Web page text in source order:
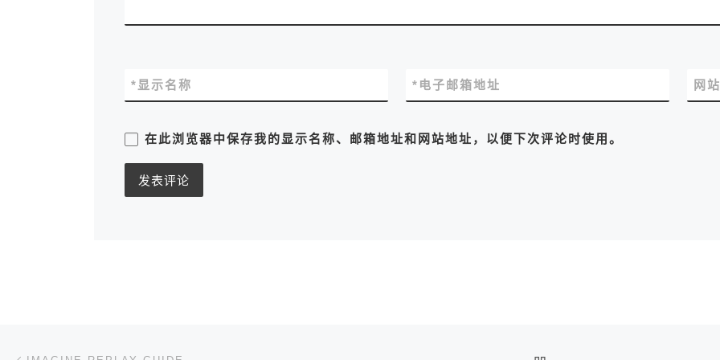
显示名称
* 电子邮箱地址
* 网
在此浏览器中保存我的显示名称、邮箱地址和网站地址，以便下次评论时使用。
文章导航